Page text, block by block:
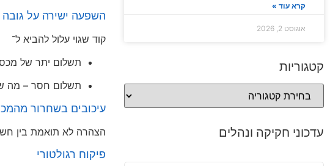
קרא עוד »
אוגוסט 2, 2026
קטגוריות
עדכוני חקיקה ונהלים
השפעה ישירה על
קוד שגוי עלול להביא ל־
תשלום יתר של
תשלום חסר – מה
עיכובים בשחרור
הצהרה לא תואמת בין
פיקוח רגולטורי